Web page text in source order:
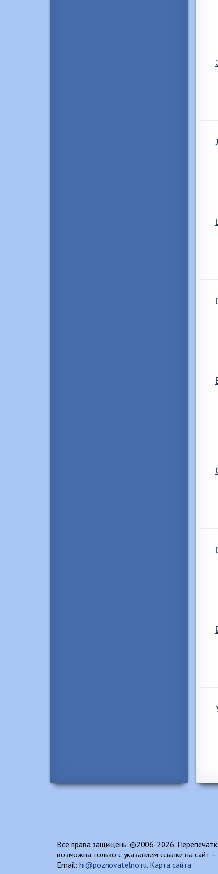
Все права защищены ©2006-2026.
возможна только с указанием ссылки на сайт –
Email: hi@poznovatelno.ru. Карта сайта